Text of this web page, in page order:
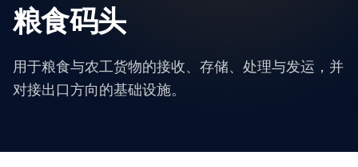
粮食码头
用于粮食与农工货物的接收、存储、处理与发运，并
对接出口方向的基础设施。